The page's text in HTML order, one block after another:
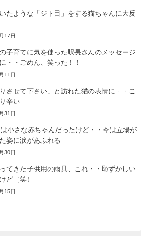
たような「ジト目」をする猫ちゃんに大反
17日
子育てに気を使った駅長さんのメッセージ
・・ごめん、笑った！！
11日
りさせて下さい」と訪れた猫の表情に・・こ
辛い
31日
小さな赤ちゃんだったけど・・今は立場が
姿に涙があふれる
30日
てきた子供用の雨具、これ・・恥ずかしい
ど（笑）
15日